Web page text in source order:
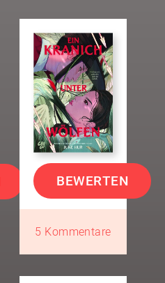
BEWERTEN
5 Kommentare